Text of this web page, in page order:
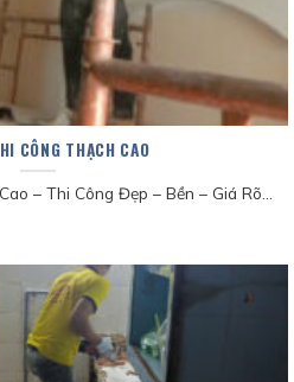
CÔNG THẠCH CAO
– Thi Công Đẹp – Bền – Giá Rõ...